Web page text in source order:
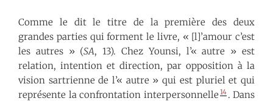
Comme le dit le titre de la première des deux
grandes parties qui forment le livre, « [l]’amour c’est
les autres » (SA, 13). Chez Younsi, l’« autre » est
relation, intention et direction, par opposition à la
vision sartrienne de l’« autre » qui est pluriel et qui
représente la confrontation interpersonnelle14 . Dans